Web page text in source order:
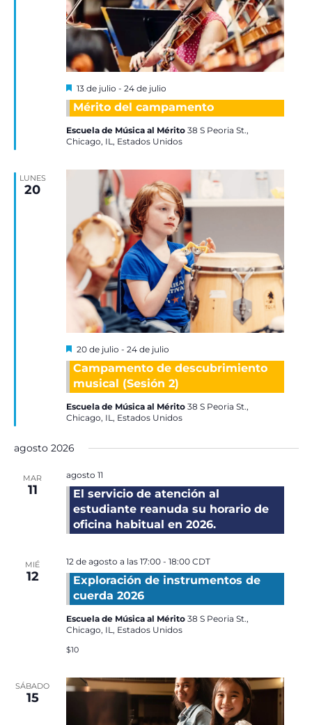
Mérito del campamento
Destacadas
13 de julio - 24 de julio
Escuela de Música al Mérito 38 S Peoria St.,
Chicago, IL, Estados Unidos
LUNES
20
Campamento de descubrimiento
musical (Sesión 2)
Destacadas
20 de julio - 24 de julio
Escuela de Música al Mérito 38 S Peoria St.,
Chicago, IL, Estados Unidos
agosto 2026
MAR
11
El servicio de atención al
estudiante reanuda su horario de
oficina habitual en 2026.
agosto 11
MIÉ
12
Exploración de instrumentos de
cuerda 2026
12 de agosto a las 17:00- 18:00 CDT
Escuela de Música al Mérito 38 S Peoria St.,
Chicago, IL, Estados Unidos
$10
SÁBADO
15